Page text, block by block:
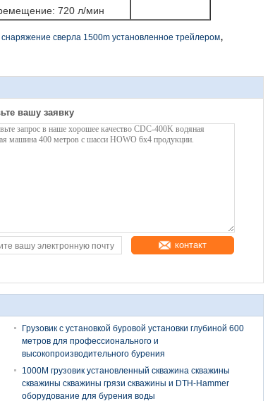
720 л/мин
снаряжение сверла 1500m установленное трейлером,
вашу заявку
контакт
Грузовик с установкой буровой установки глубиной 600
метров для профессионального и
высокопроизводительного бурения
1000M грузовик установленный скважина скважины
скважины скважины грязи скважины и DTH-Hammer
оборудование для бурения воды